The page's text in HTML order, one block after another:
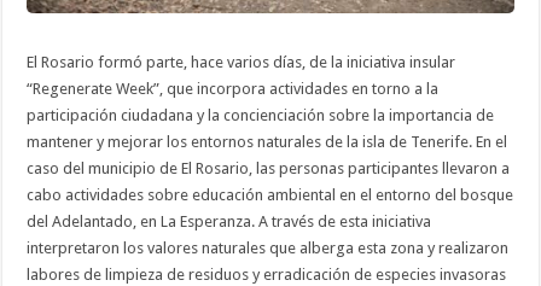
El Rosario formó parte, hace varios días, de la iniciativa insular
“Regenerate Week”, que incorpora actividades en torno a la
participación ciudadana y la concienciación sobre la importancia de
mantener y mejorar los entornos naturales de la isla de Tenerife. En el
caso del municipio de El Rosario, las personas participantes llevaron a
cabo actividades sobre educación ambiental en el entorno del bosque
del Adelantado, en La Esperanza. A través de esta iniciativa
interpretaron los valores naturales que alberga esta zona y realizaron
labores de limpieza de residuos y erradicación de especies invasoras